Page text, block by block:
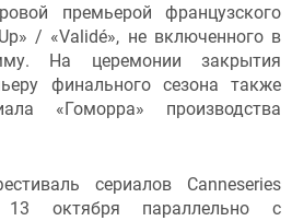
премьерой французского
/ «Validé», не включенного в
На церемонии закрытия
финального сезона также
«Гоморра» производства
сериалов Canneseries
октября параллельно с